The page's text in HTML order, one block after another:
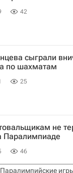
42
сыграли
по шахматам
25
не
Паралимпиаде
46